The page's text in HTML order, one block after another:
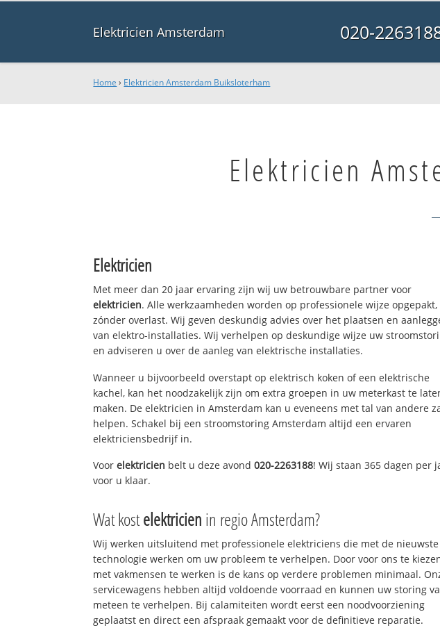
Elektricien Amsterdam 020-
Home › Elektricien Amsterdam Buiksloterham
Elektricien
Elektricien
Met meer dan 20 jaar ervaring zijn wij uw betrouwbare partner voor
elektricien. Alle werkzaamheden worden op professionele wijze opgepakt,
zónder overlast. Wij geven deskundig advies over het plaatsen en
van elektro-installaties. Wij verhelpen op deskundige wijze uw
en adviseren u over de aanleg van elektrische installaties.
Wanneer u bijvoorbeeld overstapt op elektrisch koken of een elektrische
kachel, kan het noodzakelijk zijn om extra groepen in uw meterkast te
maken. De elektricien in Amsterdam kan u eveneens met tal van andere
helpen. Schakel bij een stroomstoring Amsterdam altijd een ervaren
elektriciensbedrijf in.
Voorelektricien belt u deze avond020-2263188! Wij staan 365 dagen per
voor u klaar.
Wat kostelektricien in regio Amsterdam?
Wij werken uitsluitend met professionele elektriciens die met de nieuwste
technologie werken om uw probleem te verhelpen. Door voor ons te
met vakmensen te werken is de kans op verdere problemen minimaal.
servicewagens hebben altijd voldoende voorraad en kunnen uw storing
meteen te verhelpen. Bij calamiteiten wordt eerst een noodvoorziening
geplaatst en direct een afspraak gemaakt voor de definitieve reparatie.